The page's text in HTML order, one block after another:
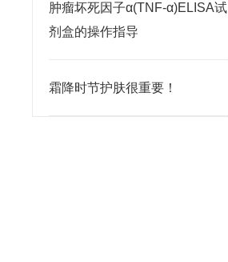
肿瘤坏死因子α(TNF-α)ELISA试
剂盒的操作指导
霜降时节护肤很重要！